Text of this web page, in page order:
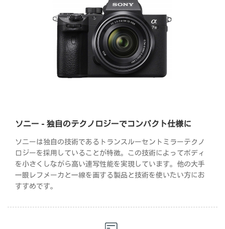
ソニー - 独自のテクノロジーでコンパクト仕様に
ソニーは独自の技術であるトランスルーセントミラーテクノ
ロジーを採用していることが特徴。この技術によってボディ
を小さくしながら高い連写性能を実現しています。他の大手
一眼レフメーカと一線を画する製品と技術を使いたい方にお
すすめです。